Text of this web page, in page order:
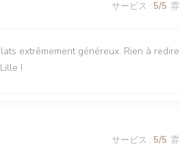
サービス : 5/5
extrêmement généreux. Rien à
!
サービス : 5/5